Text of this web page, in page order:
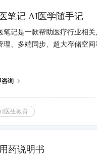
笔记 AI医学随手记
笔记是一款帮助医疗行业相
理、多端同步、超大存储空
咨询
医生教育
药说明书